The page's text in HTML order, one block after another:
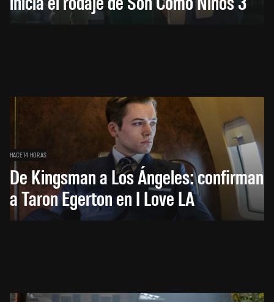
HACE 14 HORAS
De Kingsman a Los Ángeles: confirman
a Taron Egerton en I Love LA